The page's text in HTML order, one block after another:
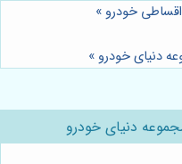
خودرو »
دنیای خودرو »
دنیای خودرو